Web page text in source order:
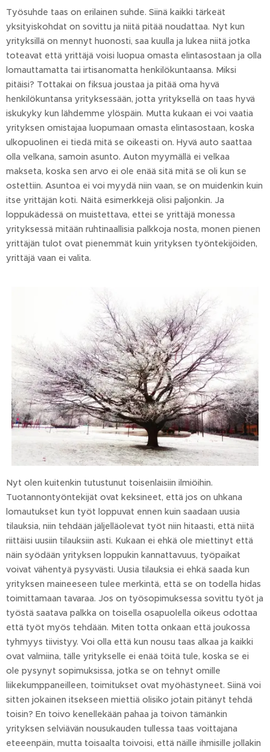
Työsuhde taas on erilainen suhde. Siinä kaikki tärkeät
yksityiskohdat on sovittu ja niitä pitää noudattaa. Nyt kun
yrityksillä on mennyt huonosti, saa kuulla ja lukea niitä jotka
toteavat että yrittäjä voisi luopua omasta elintasostaan ja olla
lomauttamatta tai irtisanomatta henkilökuntaansa. Miksi
pitäisi? Tottakai on fiksua joustaa ja pitää oma hyvä
henkilökuntansa yrityksessään, jotta yrityksellä on taas hyvä
iskukyky kun lähdemme ylöspäin. Mutta kukaan ei voi vaatia
yrityksen omistajaa luopumaan omasta elintasostaan, koska
ulkopuolinen ei tiedä mitä se oikeasti on. Hyvä auto saattaa
olla velkana, samoin asunto. Auton myymällä ei velkaa
makseta, koska sen arvo ei ole enää sitä mitä se oli kun se
ostettiin. Asuntoa ei voi myydä niin vaan, se on muidenkin kuin
itse yrittäjän koti. Näitä esimerkkejä olisi paljonkin. Ja
loppukädessä on muistettava, ettei se yrittäjä monessa
yrityksessä mitään ruhtinaallisia palkkoja nosta, monen pienen
yrittäjän tulot ovat pienemmät kuin yrityksen työntekijöiden,
yrittäjä vaan ei valita.
Nyt olen kuitenkin tutustunut toisenlaisiin ilmiöihin.
Tuotannontyöntekijät ovat keksineet, että jos on uhkana
lomautukset kun työt loppuvat ennen kuin saadaan uusia
tilauksia, niin tehdään jäljelläolevat työt niin hitaasti, että niitä
riittäisi uusiin tilauksiin asti. Kukaan ei ehkä ole miettinyt että
näin syödään yrityksen loppukin kannattavuus, työpaikat
voivat vähentyä pysyvästi. Uusia tilauksia ei ehkä saada kun
yrityksen maineeseen tulee merkintä, että se on todella hidas
toimittamaan tavaraa. Jos on työsopimuksessa sovittu työt ja
työstä saatava palkka on toisella osapuolella oikeus odottaa
että työt myös tehdään. Miten totta onkaan että joukossa
tyhmyys tiivistyy. Voi olla että kun nousu taas alkaa ja kaikki
ovat valmiina, tälle yritykselle ei enää töitä tule, koska se ei
ole pysynyt sopimuksissa, jotka se on tehnyt omille
liikekumppaneilleen, toimitukset ovat myöhästyneet. Siinä voi
sitten jokainen itsekseen miettiä olisiko jotain pitänyt tehdä
toisin? En toivo kenellekään pahaa ja toivon tämänkin
yrityksen selviävän nousukauden tullessa taas voittajana
eteeenpäin, mutta toisaalta toivoisi, että näille ihmisille jollakin